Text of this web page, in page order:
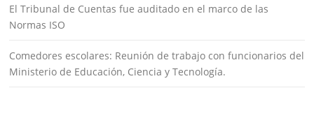
El Tribunal de Cuentas fue auditado en el marco de las
Normas ISO
Comedores escolares: Reunión de trabajo con funcionarios del
Ministerio de Educación, Ciencia y Tecnología.